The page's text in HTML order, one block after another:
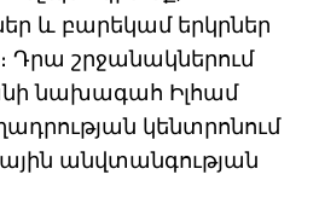
և բարեկամ երկրներ
Դրա շրջանակներում
նախագահ Իլհամ
կենտրոնում
անվտանգության